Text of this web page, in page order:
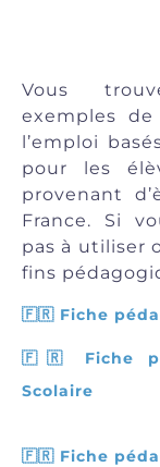
Vous
exemples
l’emploi
pour les
provenant
France. Si
pas à utiliser
fins
🇫🇷 Fiche
🇫🇷 Fiche
Scolaire
🇫🇷 Fiche